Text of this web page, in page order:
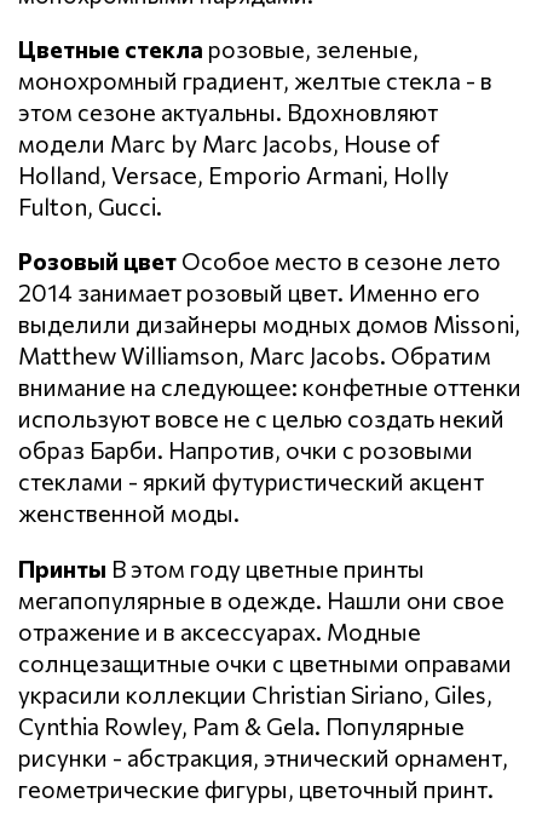
Цветные стекла розовые, зеленые,
монохромный градиент, желтые стекла - в
этом сезоне актуальны. Вдохновляют
модели Marc by Marc Jacobs, House of
Holland, Versace, Emporio Armani, Holly
Fulton, Gucci.
Розовый цвет Особое место в сезоне лето
2014 занимает розовый цвет. Именно его
выделили дизайнеры модных домов Missoni,
Matthew Williamson, Marc Jacobs. Обратим
внимание на следующее: конфетные оттенки
используют вовсе не с целью создать некий
образ Барби. Напротив, очки с розовыми
стеклами - яркий футуристический акцент
женственной моды.
Принты В этом году цветные принты
мегапопулярные в одежде. Нашли они свое
отражение и в аксессуарах. Модные
солнцезащитные очки с цветными оправами
украсили коллекции Christian Siriano, Giles,
Cynthia Rowley, Pam & Gela. Популярные
рисунки - абстракция, этнический орнамент,
геометрические фигуры, цветочный принт.